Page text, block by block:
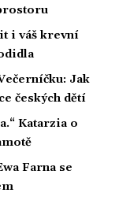
i váš krevní
Jak
českých dětí
Katarzia o
Farna se